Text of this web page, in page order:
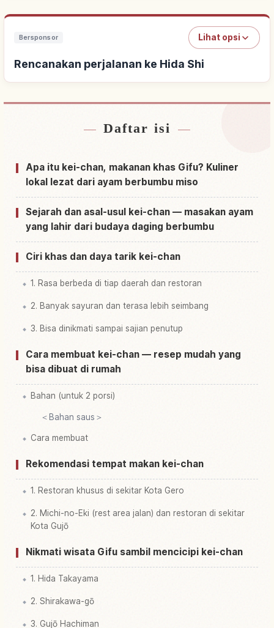
Bersponsor Lihat opsi
Rencanakan perjalanan ke Hida Shi
Cari penginapan dekat Hida Shi
Cari aktivitas di Hida Shi↗
Daftar isi
Apa itu kei-chan, makanan khas Gifu? Kuliner
lokal lezat dari ayam berbumbu miso
Sejarah dan asal-usul kei-chan — masakan ayam
yang lahir dari budaya daging berbumbu
Ciri khas dan daya tarik kei-chan
1. Rasa berbeda di tiap daerah dan restoran
2. Banyak sayuran dan terasa lebih seimbang
3. Bisa dinikmati sampai sajian penutup
Cara membuat kei-chan — resep mudah yang
bisa dibuat di rumah
Bahan (untuk 2 porsi)
＜Bahan saus＞
Cara membuat
Rekomendasi tempat makan kei-chan
1. Restoran khusus di sekitar Kota Gero
2. Michi-no-Eki (rest area jalan) dan restoran di sekitar
Kota Gujō
Nikmati wisata Gifu sambil mencicipi kei-chan
1. Hida Takayama
2. Shirakawa-gō
3. Gujō Hachiman